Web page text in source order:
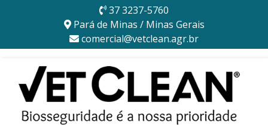
37 3237-5760
Pará de Minas / Minas Gerais
comercial@vetclean.agr.br